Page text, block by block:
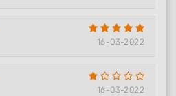
16-03-2022
16-03-2022